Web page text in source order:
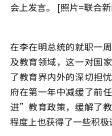
会上发言。 [照片=联合
在李在明总统的就职一
及教育领域，这一对国
了教育界内外的深切担
府在第一年中减缓了前
进”教育政策，缓解了
程度上也获得了一些积极